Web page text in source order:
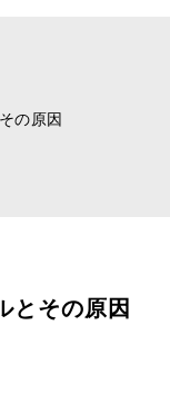
の原因
とその原因